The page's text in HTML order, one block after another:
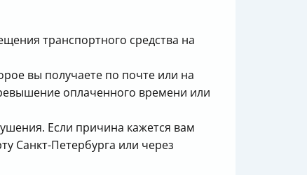
транспортного средства на
вы получаете по почте или на
оплаченного времени или
Если причина кажется вам
Санкт-Петербурга или через